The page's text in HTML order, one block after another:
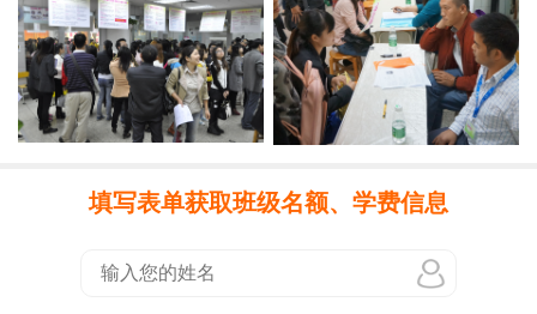
填写表单获取班级名额、学费信息